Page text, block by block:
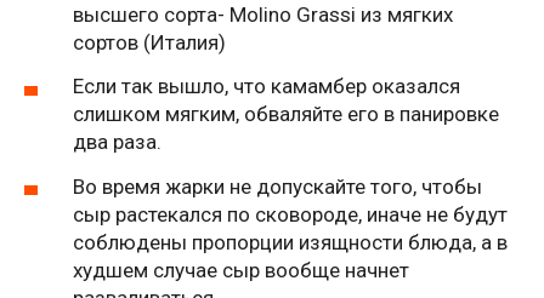
высшего сорта- Molino Grassi из мягких
сортов (Италия)
Если так вышло, что камамбер оказался
слишком мягким, обваляйте его в панировке
два раза.
Во время жарки не допускайте того, чтобы
сыр растекался по сковороде, иначе не будут
соблюдены пропорции изящности блюда, а в
худшем случае сыр вообще начнет